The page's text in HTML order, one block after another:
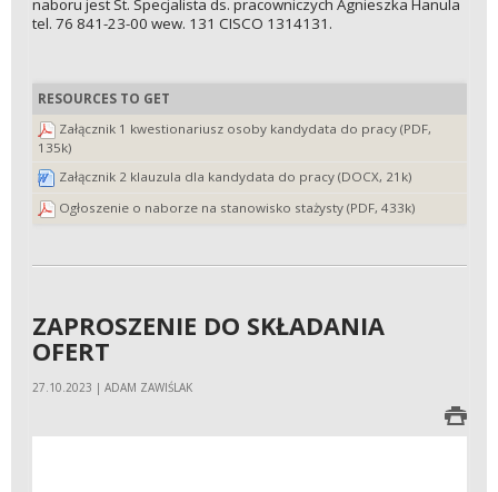
naboru jest St. Specjalista ds. pracowniczych Agnieszka Hanula
tel. 76 841-23-00 wew. 131 CISCO 1314131.
RESOURCES TO GET
Załącznik 1 kwestionariusz osoby kandydata do pracy (PDF,
135k)
Załącznik 2 klauzula dla kandydata do pracy (DOCX, 21k)
Ogłoszenie o naborze na stanowisko stażysty (PDF, 433k)
ZAPROSZENIE DO SKŁADANIA
OFERT
27.10.2023 | ADAM ZAWIŚLAK